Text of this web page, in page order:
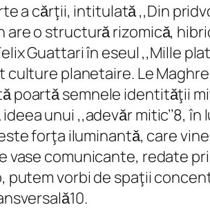
a cǎrţii, intitulatǎ ,,Din
are o structurǎ rizomicǎ,
Guattari în eseul ,,Mille
culture planetaire. Le
poartǎ semnele identitǎţii
unui ,,adevǎr mitic’’8,
forţa iluminantǎ, care
vase comunicante, redate
putem vorbi de spaţii